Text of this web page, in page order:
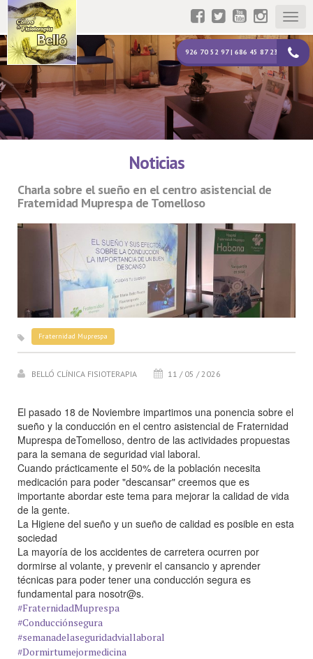
926 70 52 97 | 686 45 87 23
Noticias
Charla sobre el sueño en el centro asistencial de
Fraternidad Muprespa de Tomelloso
Fraternidad Muprespa
BELLÓ CLÍNICA FISIOTERAPIA 11 / 05 / 2026
El pasado 18 de Noviembre impartimos una ponencia sobre el
sueño y la conducción en el centro asistencial de Fraternidad
Muprespa deTomelloso, dentro de las actividades propuestas
para la semana de seguridad vial laboral.
Cuando prácticamente el 50% de la población necesita
medicación para poder "descansar" creemos que es
importante abordar este tema para mejorar la calidad de vida
de la gente.
La Higiene del sueño y un sueño de calidad es posible en esta
sociedad
La mayoría de los accidentes de carretera ocurren por
dormirse al volante, y prevenir el cansancio y aprender
técnicas para poder tener una conducción segura es
fundamental para nosotr@s.
#FraternidadMuprespa
#Conducciónsegura
#semanadelaseguridadviallaboral
#Dormirtumejormedicina